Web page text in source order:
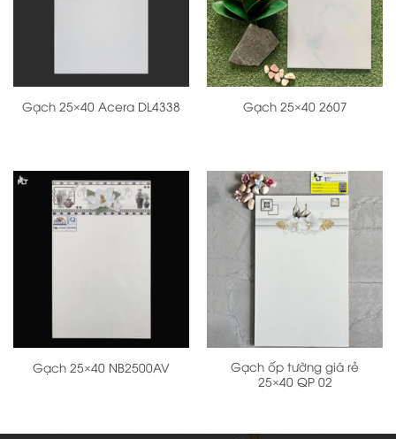
Gạch 25×40 Acera DL4338 Gạch 25×40 2607
Gạch 25×40 NB2500AV
Gạch ốp tường giá rẻ
25×40 QP 02